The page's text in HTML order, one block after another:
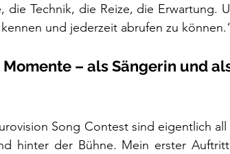
die Technik, die Reize, die Erwartung.
und jederzeit abrufen zu
– als Sängerin und
Song Contest sind eigentlich
hinter der Bühne. Mein erster